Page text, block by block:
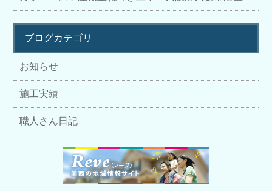
ブログカテゴリ
お知らせ
施工実績
職人さん日記